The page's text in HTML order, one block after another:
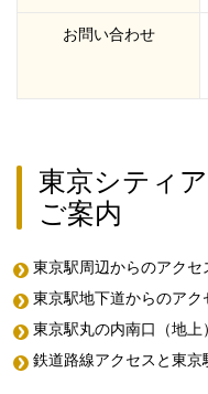
お問い合わせ
東京シティ
ご案内
東京駅周辺からのアクセ
東京駅地下道からのアク
東京駅丸の内南口（地上
鉄道路線アクセスと東京